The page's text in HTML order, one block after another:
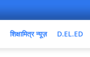
शिक्षामित्र न्यूज़ D.EL.ED